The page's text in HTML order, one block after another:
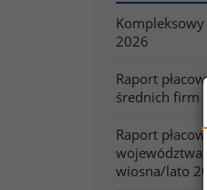
2026
Raport
średnich firm
Raport
województwa
wiosna/lato